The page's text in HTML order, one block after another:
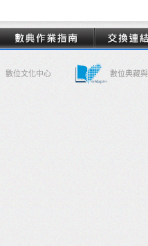
數位文化中心 數位典藏